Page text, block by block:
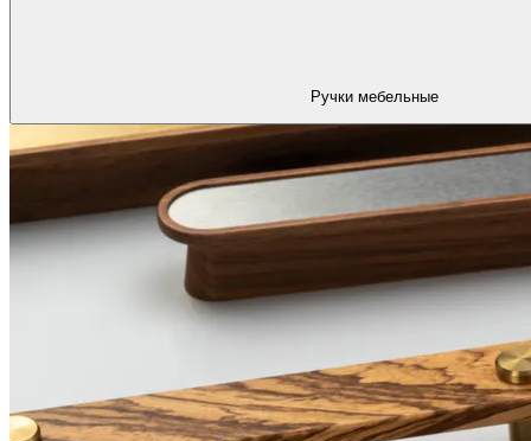
Ручки мебельные